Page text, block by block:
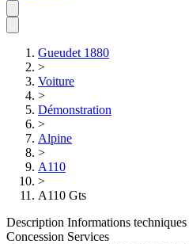
Gueudet 1880
>
Voiture
>
Démonstration
>
Alpine
>
A110
>
A110 Gts
Description Informations techniques
Concession Services